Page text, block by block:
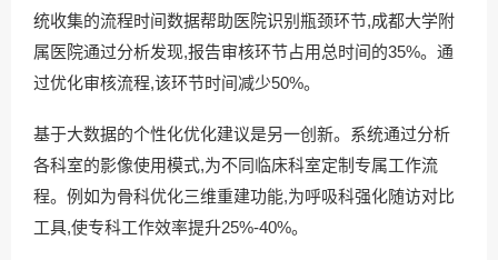
统收集的流程时间数据帮助医院识别瓶颈环节,成都大学附
属医院通过分析发现,报告审核环节占用总时间的35%。通
过优化审核流程,该环节时间减少50%。
基于大数据的个性化优化建议是另一创新。系统通过分析
各科室的影像使用模式,为不同临床科室定制专属工作流
程。例如为骨科优化三维重建功能,为呼吸科强化随访对比
工具,使专科工作效率提升25%-40%。